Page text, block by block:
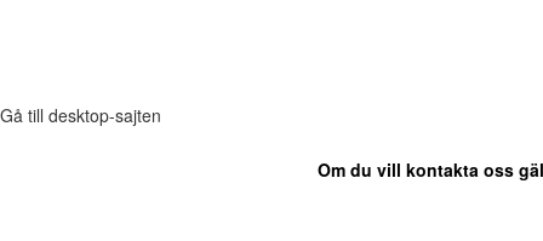
Gå till desktop-sajten
Om du vill kontakta oss